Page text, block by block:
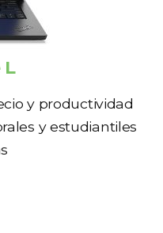
L
y productividad
y estudiantiles